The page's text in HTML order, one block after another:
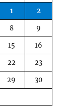
1
2
8
9
15
16
22
23
29
30